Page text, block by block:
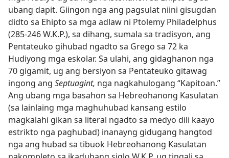
ubang dapit. Giingon nga ang pagsulat niini gisugdan
didto sa Ehipto sa mga adlaw ni Ptolemy Philadelphus
(285-​246 W.K.P.), sa dihang, sumala sa tradisyon, ang
Pentateuko gihubad ngadto sa Grego sa 72 ka
Hudiyong mga eskolar. Sa ulahi, ang gidaghanon nga
70 gigamit, ug ang bersiyon sa Pentateuko gitawag
ingong ang Septuagint, nga nagkahulogang “Kapitoan.”
Ang ubang mga basahon sa Hebreohanong Kasulatan
(sa lainlaing mga maghuhubad kansang estilo
magkalahi gikan sa literal ngadto sa medyo dili kaayo
estrikto nga paghubad) inanayng gidugang hangtod
nga ang hubad sa tibuok Hebreohanong Kasulatan